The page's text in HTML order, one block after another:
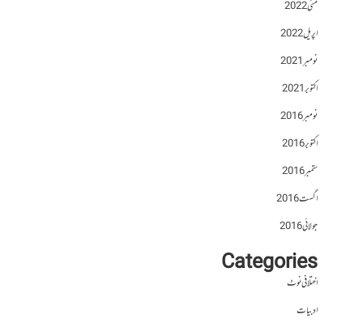
مئی 2022
اپریل 2022
نومبر 2021
اکتوبر 2021
نومبر 2016
اکتوبر 2016
ستمبر 2016
اگست 2016
جولائی 2016
Categories
اختلافی نوٹ
ادبیات